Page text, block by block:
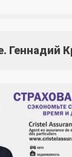
Геннадий